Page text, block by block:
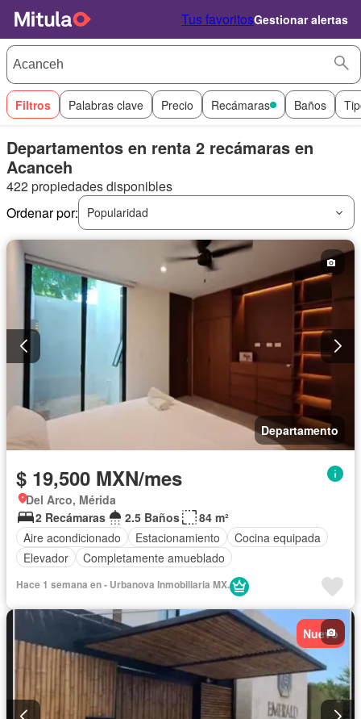
Tus favoritosGestionar alertas
Filtros Palabras clave Precio Recámaras Baños
Departamentos en renta 2 recámaras en
Acanceh
422 propiedades disponibles
Ordenar por:
Popularidad
Departamento
$ 19,500 MXN/mes
Del Arco, Mérida
2 Recámaras
2.5 Baños
84 m²
Aire acondicionado
Estacionamiento
Cocina equipada
Elevador
Completamente amueblado
Hace 1 semana en - Urbanova Inmobiliaria MX.
Nuevo